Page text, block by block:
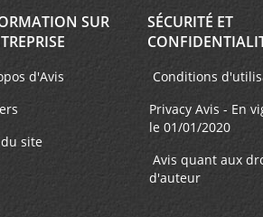
SUR
d'Avis
site
SÉCURITÉ ET
Conditions
Privacy Avis - En
le 01/01/2020
Avis quant aux
d'auteur